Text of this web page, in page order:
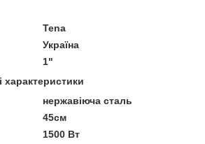
Tena
Україна
1"
характеристики
нержавіюча сталь
45см
1500 Вт